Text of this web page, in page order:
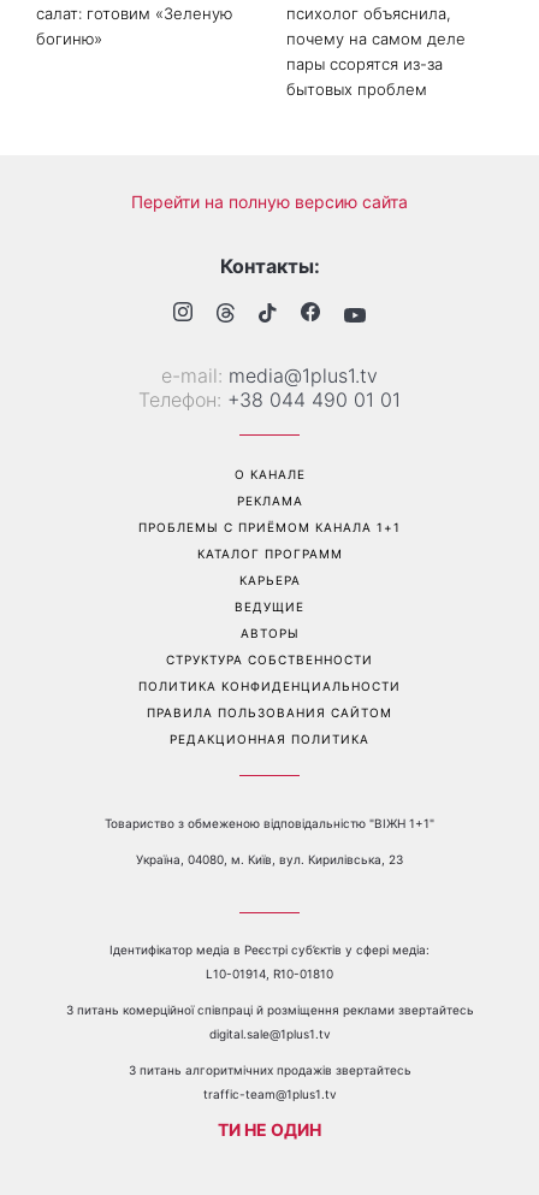
салат: готовим «Зеленую
богиню»
психолог объяснила,
почему на самом деле
пары ссорятся из-за
бытовых проблем
Перейти на полную версию сайта
Контакты:
е-mail: media@1plus1.tv
Телефон: +38 044 490 01 01
О КАНАЛЕ
РЕКЛАМА
ПРОБЛЕМЫ С ПРИЁМОМ КАНАЛА 1+1
КАТАЛОГ ПРОГРАММ
КАРЬЕРА
ВЕДУЩИЕ
АВТОРЫ
СТРУКТУРА СОБСТВЕННОСТИ
ПОЛИТИКА КОНФИДЕНЦИАЛЬНОСТИ
ПРАВИЛА ПОЛЬЗОВАНИЯ САЙТОМ
РЕДАКЦИОННАЯ ПОЛИТИКА
Товариство з обмеженою відповідальністю "ВІЖН 1+1"
Україна, 04080, м. Київ, вул. Кирилівська, 23
Ідентифікатор медіа в Реєстрі суб’єктів у сфері медіа:
L10-01914, R10-01810
З питань комерційної співпраці й розміщення реклами звертайтесь
digital.sale@1plus1.tv
З питань алгоритмічних продажів звертайтесь
traffic-team@1plus1.tv
ТИ НЕ ОДИН